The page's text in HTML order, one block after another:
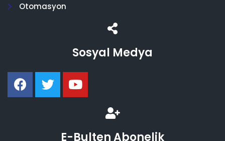
Otomasyon
Sosyal Medya
E-Bulten Abonelik